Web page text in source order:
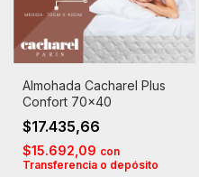
Almohada Cacharel Plus
Confort 70x40
$17.435,66
$15.692,09 con
Transferencia o depósito